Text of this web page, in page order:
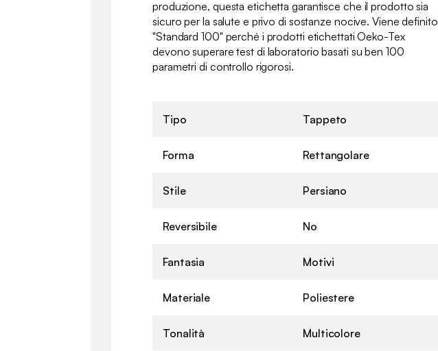
produzione, questa etichetta garantisce che il prodotto sia
sicuro per la salute e privo di sostanze nocive. Viene definito
"Standard 100" perché i prodotti etichettati Oeko-Tex
devono superare test di laboratorio basati su ben 100
parametri di controllo rigorosi.
Tipo Tappeto
Forma Rettangolare
Stile Persiano
Reversibile No
Fantasia Motivi
Materiale Poliestere
Tonalità Multicolore